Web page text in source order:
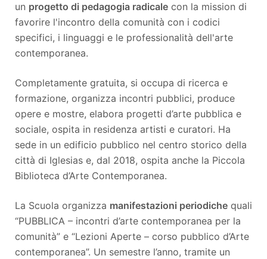
un progetto di pedagogia radicale con la mission di
favorire l'incontro della comunità con i codici
specifici, i linguaggi e le professionalità dell'arte
contemporanea.
Completamente gratuita, si occupa di ricerca e
formazione, organizza incontri pubblici, produce
opere e mostre, elabora progetti d’arte pubblica e
sociale, ospita in residenza artisti e curatori. Ha
sede in un edificio pubblico nel centro storico della
città di Iglesias e, dal 2018, ospita anche la Piccola
Biblioteca d’Arte Contemporanea.
La Scuola organizza manifestazioni periodiche quali
“PUBBLICA – incontri d’arte contemporanea per la
comunità” e “Lezioni Aperte – corso pubblico d’Arte
contemporanea”. Un semestre l’anno, tramite un